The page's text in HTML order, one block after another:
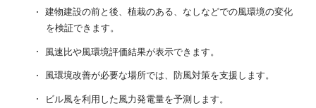
建物建設の前と後、植栽のある、なしなどでの風環境の変化
を検証できます。
風速比や風環境評価結果が表示できます。
風環境改善が必要な場所では、防風対策を支援します。
ビル風を利用した風力発電量を予測します。